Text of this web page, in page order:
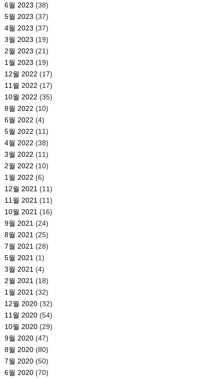
6월 2023 (38)
5월 2023 (37)
4월 2023 (37)
3월 2023 (19)
2월 2023 (21)
1월 2023 (19)
12월 2022 (17)
11월 2022 (17)
10월 2022 (35)
8월 2022 (10)
6월 2022 (4)
5월 2022 (11)
4월 2022 (38)
3월 2022 (11)
2월 2022 (10)
1월 2022 (6)
12월 2021 (11)
11월 2021 (11)
10월 2021 (16)
9월 2021 (24)
8월 2021 (25)
7월 2021 (28)
5월 2021 (1)
3월 2021 (4)
2월 2021 (18)
1월 2021 (32)
12월 2020(32)
11월 2020(54)
10월 2020(29)
9월 2020(47)
8월 2020(80)
7월 2020(50)
6월 2020(70)